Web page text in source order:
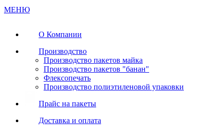
МЕНЮ
О Компании
Производство
Производство пакетов майка
Производство пакетов "банан"
Флексопечать
Производство полиэтиленовой упаковки
Прайс на пакеты
Доставка и оплата